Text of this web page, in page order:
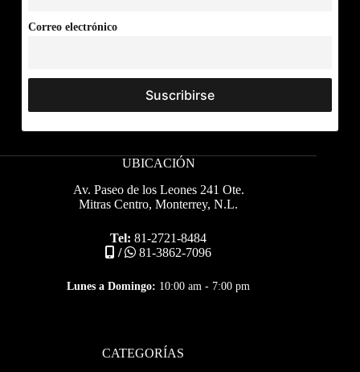
Correo electrónico
UBICACIÓN
Av. Paseo de los Leones 241 Ote.
Mitras Centro, Monterrey, N.L.
Tel: 81-2721-8484
/
81-3862-7096
Lunes a Domingo: 10:00 am - 7:00 pm
CATEGORÍAS